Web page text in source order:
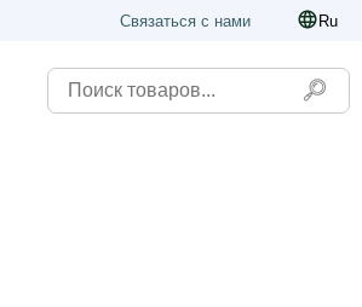
Связаться с нами Ru